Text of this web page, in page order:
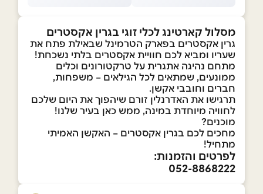
מסלול קארטינג לכלי זוגי בגרין אקסטרים
גרין אקסטרים בפארק הטרמינל שבאילת פתח את
שעריו ומביא לכם חוויית אקסטרים בלתי נשכחת!
מתחם נהיגה אתגרית על טרקטורונים וכלים
ממונעים, שמתאים לכל הגילאים – משפחות,
חברים וחובבי אקשן.
תרגישו את האדרנלין זורם שיהפוך את היום שלכם
לחוויה מיוחדת במינה, ממש כאן בעיר שלנו!
מוכנים?
מחכים לכם בגרין אקסטרים – האקשן האמיתי
מתחיל!
לפרטים והזמנות:
052-8868222